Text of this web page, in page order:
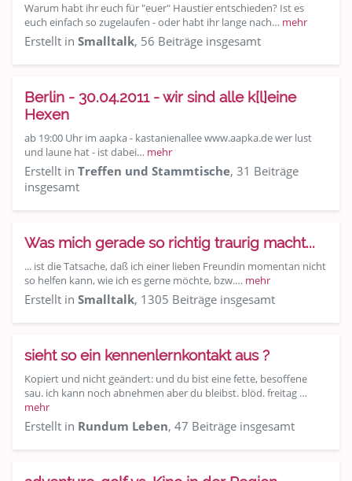
Warum habt ihr euch für "euer" Haustier entschieden? Ist es
euch einfach so zugelaufen - oder habt ihr lange nach… mehr
Erstellt in Smalltalk, 56 Beiträge insgesamt
Berlin - 30.04.2011 - wir sind alle k[l]eine
Hexen
ab 19:00 Uhr im aapka - kastanienallee www.aapka.de wer lust
und laune hat - ist dabei… mehr
Erstellt in Treffen und Stammtische, 31 Beiträge
insgesamt
Was mich gerade so richtig traurig macht...
... ist die Tatsache, daß ich einer lieben Freundin momentan nicht
so helfen kann, wie ich es gerne möchte, bzw.… mehr
Erstellt in Smalltalk, 1305 Beiträge insgesamt
sieht so ein kennenlernkontakt aus ?
Kopiert und nicht geändert: und du bist eine fette, besoffene
sau. ich kann noch abnehmen aber du bleibst. blöd. freitag …
mehr
Erstellt in Rundum Leben, 47 Beiträge insgesamt